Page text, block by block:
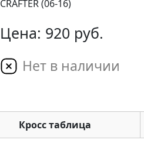
CRAFTER (06-16)
Цена: 920 руб.
Нет в наличии
Кросс таблица